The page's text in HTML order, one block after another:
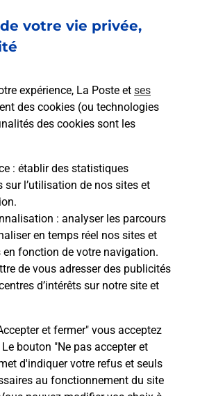
votre vie privée,
expérience, La Poste et ses
des cookies (ou technologies
des cookies sont les
: établir des statistiques
sur l’utilisation de nos sites et
: analyser les parcours
en temps réel nos sites et
fonction de votre navigation.
de vous adresser des publicités
d’intérêts sur notre site et
et fermer" vous acceptez
bouton "Ne pas accepter et
d'indiquer votre refus et seuls
au fonctionnement du site
24
un autre point de contact
posées
La Poste Mobile ?
garder mon
gratuitement ?
bénéficier de la 5G
Mobile ?